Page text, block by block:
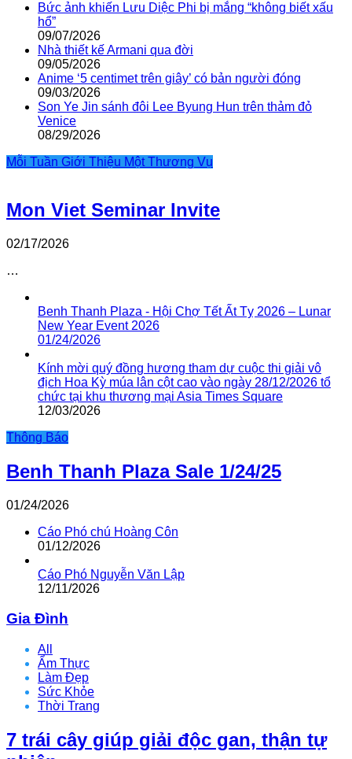
Bức ảnh khiến Lưu Diệc Phi bị mắng “không biết xấu
hổ”
09/07/2026
Nhà thiết kế Armani qua đời
09/05/2026
Anime ‘5 centimet trên giây’ có bản người đóng
09/03/2026
Son Ye Jin sánh đôi Lee Byung Hun trên thảm đỏ
Venice
08/29/2026
Mỗi Tuần Giới Thiệu Một Thương Vụ
Mon Viet Seminar Invite
02/17/2026
…
Benh Thanh Plaza - Hội Chợ Tết Ất Tỵ 2026 – Lunar
New Year Event 2026
01/24/2026
Kính mời quý đồng hương tham dự cuộc thi giải vô
địch Hoa Kỳ múa lân cột cao vào ngày 28/12/2026 tổ
chức tại khu thương mại Asia Times Square
12/03/2026
Thông Báo
Benh Thanh Plaza Sale 1/24/25
01/24/2026
Cáo Phó chú Hoàng Côn
01/12/2026
Cáo Phó Nguyễn Văn Lập
12/11/2026
Gia Đình
All
Ẩm Thực
Làm Đẹp
Sức Khỏe
Thời Trang
7 trái cây giúp giải độc gan, thận tự